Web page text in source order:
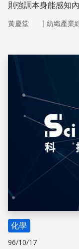
則強調本身能感知
黃慶堂 ｜ 紡織產業
化學
96/10/17